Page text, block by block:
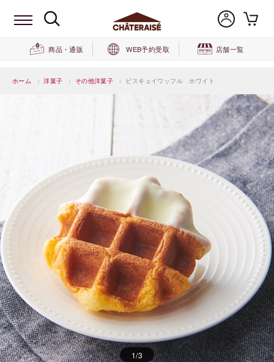
商品・通販 WEB予約受取 店舗一覧
ホーム > 洋菓子 > その他洋菓子 > ビスキュイワッフル ホワイト
1/3